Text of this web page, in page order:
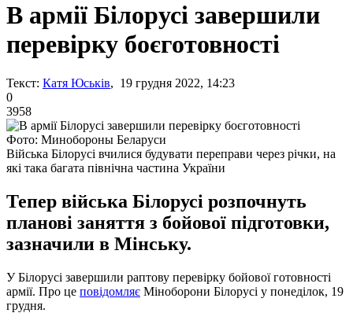
В армії Білорусі завершили
перевірку боєготовності
Текст: Катя Юськів, 19 грудня 2022, 14:23
0
3958
Фото: Минобороны Беларуси
Війська Білорусі вчилися будувати переправи через річки, на
які така багата північна частина України
Тепер війська Білорусі розпочнуть
планові заняття з бойової підготовки,
зазначили в Мінську.
У Білорусі завершили раптову перевірку бойової готовності
армії. Про це повідомляє Міноборони Білорусі у понеділок, 19
грудня.